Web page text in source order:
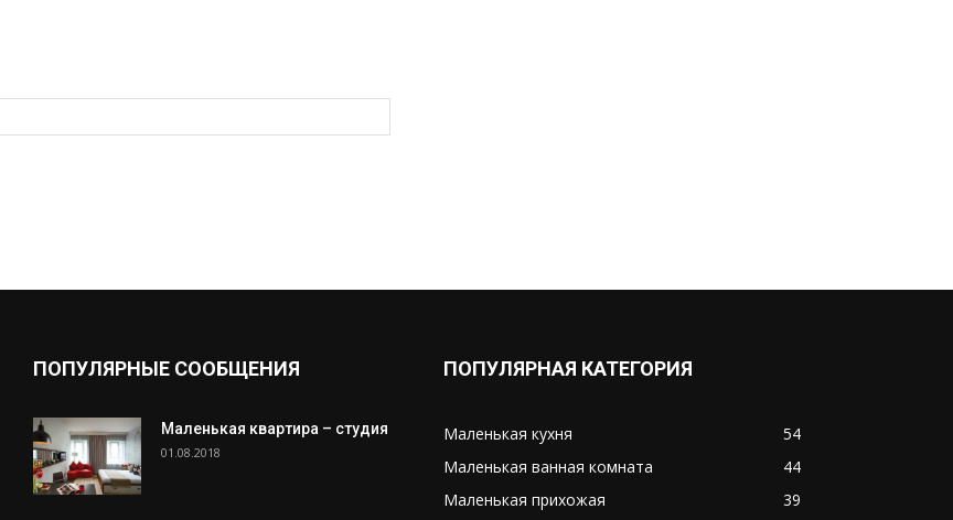
ПОПУЛЯРНЫЕ СООБЩЕНИЯ
Маленькая квартира – студия
01.08.2018
ПОПУЛЯРНАЯ КАТЕГОРИЯ
Маленькая кухня
54
Маленькая ванная комната
44
Маленькая прихожая
39